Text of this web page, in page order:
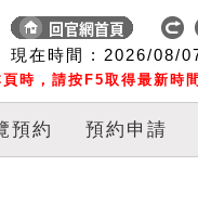
現在時間 : 2026/08/
時，請按F5取得最新時
預約 預約申請